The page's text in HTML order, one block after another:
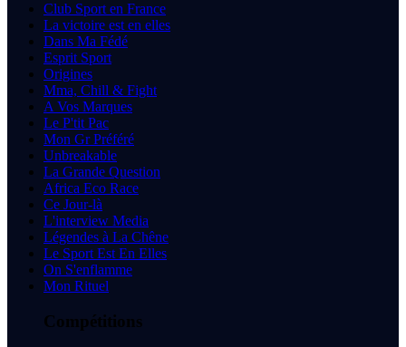
Club Sport en France
La victoire est en elles
Dans Ma Fédé
Esprit Sport
Origines
Mma, Chill & Fight
A Vos Marques
Le P'tit Pac
Mon Gr Préféré
Unbreakable
La Grande Question
Africa Eco Race
Ce Jour-là
L'interview Media
Légendes à La Chêne
Le Sport Est En Elles
On S'enflamme
Mon Rituel
Compétitions